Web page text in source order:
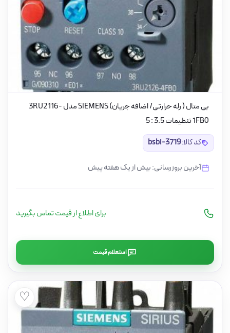
بی متال ( رله حرارتی/ اضافه جریان) SIEMENS مدل 3RU2116-
1FB0 تنظیمات 3.5 : 5
کد کالا:bsbi-3719
آخرین بروزرسانی: بیش از یک هفته پیش
برای اطلاع از قیمت تماس بگیرید
استعلام قیمت
♡